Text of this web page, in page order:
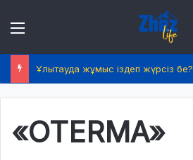
Ұлытауда жұмыс іздеп жүрсіз бе?
«OTERMA»